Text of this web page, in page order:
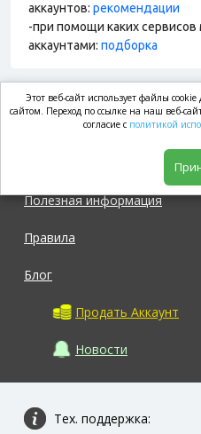
аккаунтов: рекомендации
-при помощи каких
аккаунтами: подборка
market.com
Полезная информация
Правила
Блог
Продать Аккаунт
Новости
Тех. поддержка:
Этот веб-сайт использует файлы
сайтом. Переход по ссылке на наш веб-
согласие с политикой